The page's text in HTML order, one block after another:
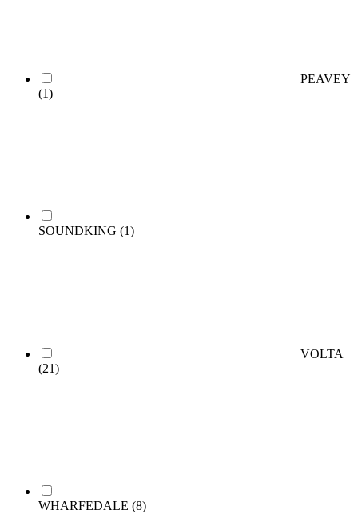
PEAVEY
(1)
SOUNDKING (1)
VOLTA
(21)
WHARFEDALE (8)